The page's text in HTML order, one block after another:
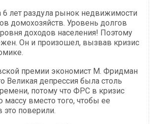
6 лет раздула рынок недвижимости
домохозяйств. Уровень долгов
доходов населения! Поэтому
Он и произошел, вызвав кризис
премии экономист М. Фридман
Великая депрессия была столь
потому что ФРС в кризис
вместо того, чтобы ее
это поверили.